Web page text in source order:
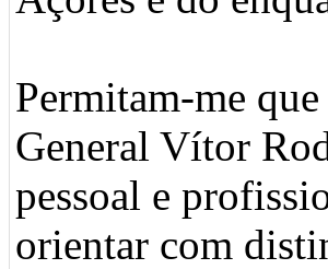
Permitam-me
General Vítor
pessoal e
orientar com